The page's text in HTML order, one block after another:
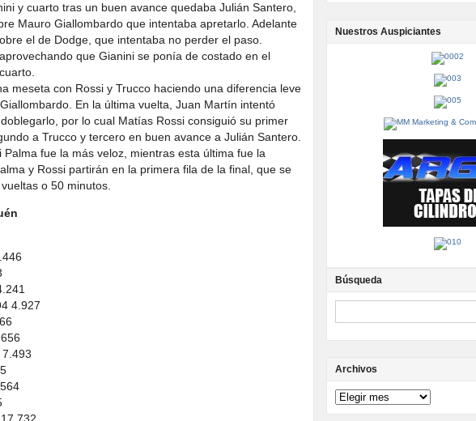
y cuarto tras un buen avance quedaba Julián Santero,
Mauro Giallombardo que intentaba apretarlo. Adelante
el de Dodge, que intentaba no perder el paso.
que Gianini se ponía de costado en el
meseta con Rossi y Trucco haciendo una diferencia leve
En la última vuelta, Juan Martín intentó
por lo cual Matías Rossi consiguió su primer
a Trucco y tercero en buen avance a Julián Santero.
fue la más veloz, mientras esta última fue la
y Rossi partirán en la primera fila de la final, que se
o 50 minutos.
4.927
Nuestros Auspiciantes
Búsqueda
Archivos